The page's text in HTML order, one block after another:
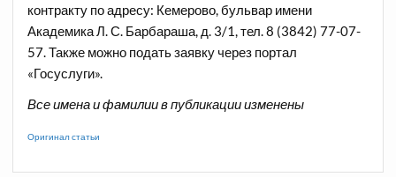
контракту по адресу: Кемерово, бульвар имени
Академика Л. С. Барбараша, д. 3/1, тел. 8 (3842) 77-07-
57. Также можно подать заявку через портал
«Госуслуги».
Все имена и фамилии в публикации изменены
Оригинал статьи